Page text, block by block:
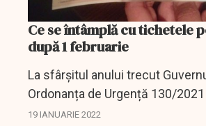
Ce se întâmplă cu tichetele
după 1 februarie
La sfârșitul anului trecut
Ordonanța de Urgență 130/
reglementează termenul până la
19 IANUARIE 2022